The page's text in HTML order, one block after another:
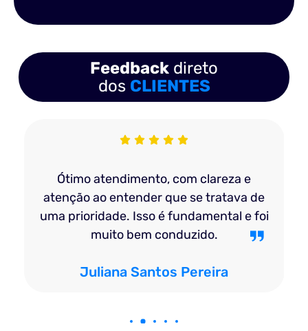
Feedback direto
dos CLIENTES
Ótimo atendimento, com clareza e
atenção ao entender que se tratava de
uma prioridade. Isso é fundamental e foi
muito bem conduzido.
Juliana Santos Pereira